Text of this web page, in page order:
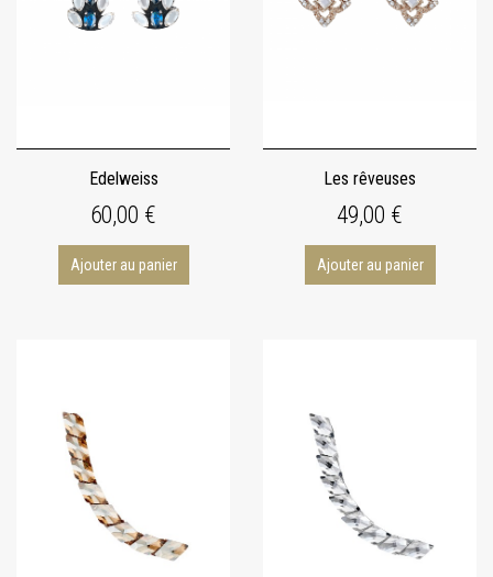
Edelweiss
60,00 €
Ajouter au panier
Les rêveuses
49,00 €
Ajouter au panier